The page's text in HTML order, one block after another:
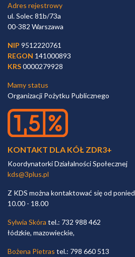
Adres rejestrowy
ul. Solec 81b/73a
00-382 Warszawa
NIP 9512220761
REGON 141000893
KRS0000279928
Mamy status
Organizacji Pożytku Publicznego
KONTAKT DLA KÓŁ ZDR3+
Koordynatorki Działalności Społecznej
kds@3plus.pl
Z KDS można kontaktować się od
10.00 - 18.00
Sylwia Skóra tel.: 732 988 462
łódzkie, mazowieckie,
Bożena Pietras tel.: 798 660 513